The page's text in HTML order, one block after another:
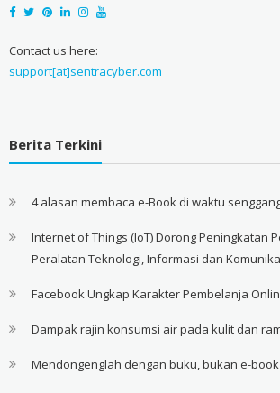
Contact us here:
support[at]sentracyber.com
Berita Terkini
4 alasan membaca e-Book di waktu
Internet of Things (IoT) Dorong Peningkatan
Peralatan Teknologi, Informasi dan
Facebook Ungkap Karakter Pembelanja
Dampak rajin konsumsi air pada kulit dan
Mendongenglah dengan buku, bukan e-book